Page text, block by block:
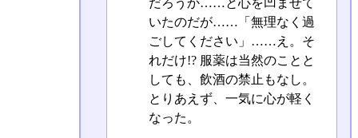
いたのだが……「無理なく過
ごしてください」……え。そ
れだけ!? 服薬は当然のことと
しても、飲酒の禁止もなし。
とりあえず、一気に心が軽く
なった。